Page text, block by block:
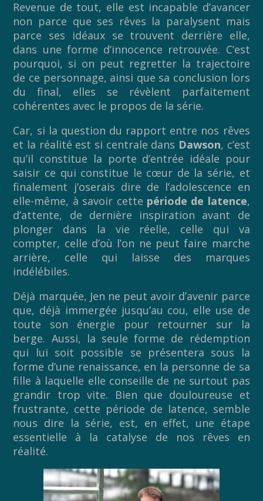
Revenue de tout, elle est incapable d’avancer
non parce que ses rêves la paralysent mais
parce ses idéaux se trouvent derrière elle,
dans une forme d’innocence retrouvée. C’est
pourquoi, si on peut regretter la trajectoire
de ce personnage, ainsi que sa conclusion lors
du final, elles se révèlent parfaitement
cohérentes avec le propos de la série.
Car, si la question du rapport entre nos rêves
et la réalité est si centrale dans Dawson, c’est
qu’il constitue la porte d’entrée idéale pour
saisir ce qui constitue le cœur de la série, et
finalement j’oserais dire de l’adolescence en
elle-même, à savoir cette période de latence,
d’attente, de dernière inspiration avant de
plonger dans la vie réelle, celle qui va
compter, celle d’où l’on ne peut faire marche
arrière, celle qui laisse des marques
indélébiles.
Déjà marquée, Jen ne peut avoir d’avenir parce
que, déjà immergée jusqu’au cou, elle use de
toute son énergie pour retourner sur la
berge. Aussi, la seule forme de rédemption
qui lui soit possible se présentera sous la
forme d’une renaissance, en la personne de sa
fille à laquelle elle conseille de ne surtout pas
grandir trop vite. Bien que douloureuse et
frustrante, cette période de latence, semble
nous dire la série, est, en effet, une étape
essentielle à la catalyse de nos rêves en
réalité.